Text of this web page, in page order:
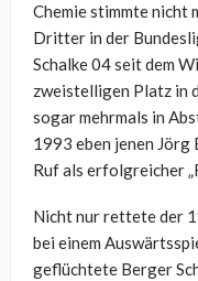
Chemie stimmte nicht
Dritter in der
Schalke 04 seit dem
zweistelligen Platz in
sogar mehrmals in
1993 eben jenen
Ruf als erfolgreicher
Nicht nur rettete der
bei einem
geflüchtete Berger